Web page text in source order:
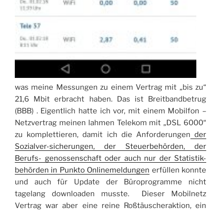
was meine Messungen zu einem Vertrag mit „bis zu“
21,6 Mbit erbracht haben. Das ist Breitbandbetrug
(BBB) . Eigentlich hatte ich vor, mit einem Mobilfon –
Netzvertrag meinen lahmen Telekom mit „DSL 6000“
zu komplettieren, damit ich die Anforderungen der
Sozialver-sicherungen, der Steuerbehörden, der
Berufs- genossenschaft oder auch nur der Statistik-
behörden in Punkto Onlinemeldungen erfüllen konnte
und auch für Update der Büroprogramme nicht
tagelang downloaden musste. Dieser Mobilnetz
Vertrag war aber eine reine Roßtäuscheraktion, ein